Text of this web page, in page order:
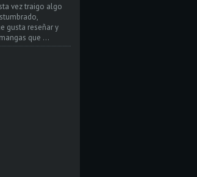
vez traigo algo
gusta reseñar y
que ...